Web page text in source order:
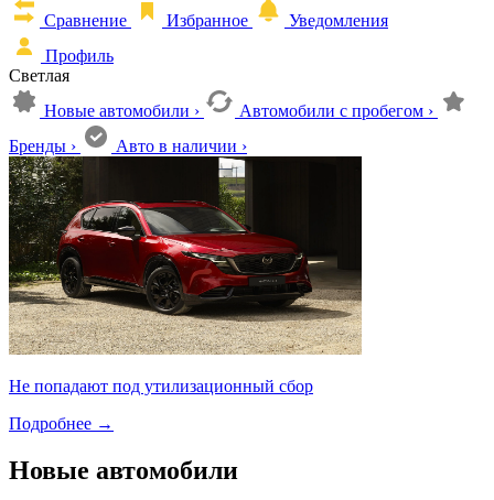
Сравнение
Избранное
Уведомления
Профиль
Светлая
Новые автомобили › Автомобили с пробегом ›
Бренды › Авто в наличии ›
Не попадают под утилизационный сбор
Подробнее →
Новые автомобили